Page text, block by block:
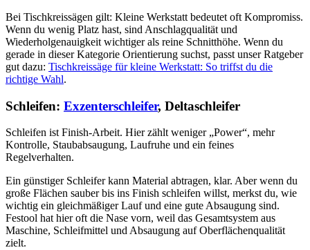
Bei Tischkreissägen gilt: Kleine Werkstatt bedeutet oft Kompromiss.
Wenn du wenig Platz hast, sind Anschlagqualität und
Wiederholgenauigkeit wichtiger als reine Schnitthöhe. Wenn du
gerade in dieser Kategorie Orientierung suchst, passt unser Ratgeber
gut dazu: Tischkreissäge für kleine Werkstatt: So triffst du die
richtige Wahl.
Schleifen: Exzenterschleifer, Deltaschleifer
Schleifen ist Finish-Arbeit. Hier zählt weniger „Power“, mehr
Kontrolle, Staubabsaugung, Laufruhe und ein feines
Regelverhalten.
Ein günstiger Schleifer kann Material abtragen, klar. Aber wenn du
große Flächen sauber bis ins Finish schleifen willst, merkst du, wie
wichtig ein gleichmäßiger Lauf und eine gute Absaugung sind.
Festool hat hier oft die Nase vorn, weil das Gesamtsystem aus
Maschine, Schleifmittel und Absaugung auf Oberflächenqualität
zielt.